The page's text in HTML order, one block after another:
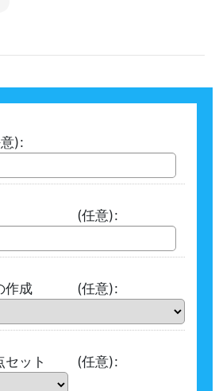
):
トル (任意):
の作成 (任意):
点セット (任意):